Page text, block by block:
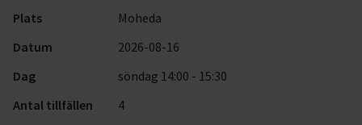
Plats
Moheda
Datum
2026-08-16
Dag
söndag 14:00 - 15:30
Antal tillfällen
4